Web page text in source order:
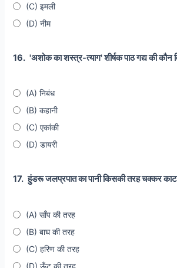
(C) इमली
(D) नीम
16. 'अशोक का शस्त्र-त्याग' शीर्षक पाठ गद्य की कौन
(A) निबंध
(B) कहानी
(C) एकांकी
(D) डायरी
17. हुंडरू जलप्रपात का पानी किसकी तरह चक्कर
(A) साँप की तरह
(B) बाघ की तरह
(C) हरिण की तरह